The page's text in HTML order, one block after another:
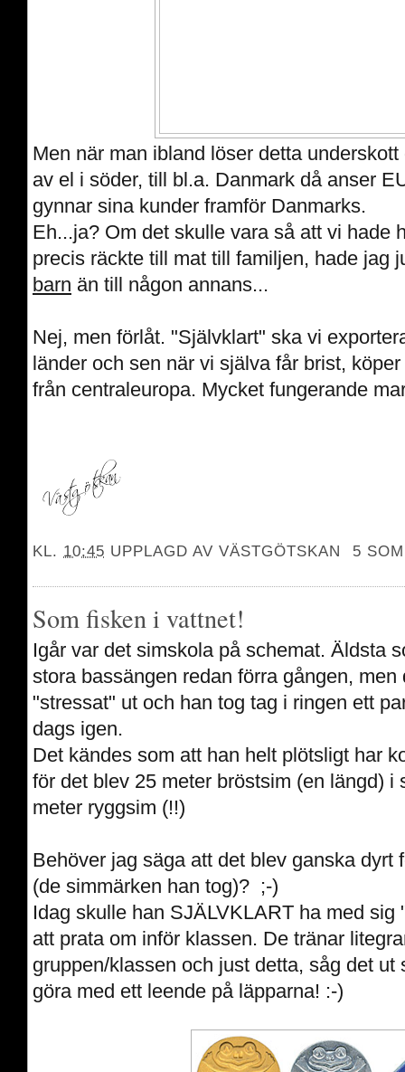
Men när man ibland löser detta
av el i söder, till bl.a. Danmark då anser
gynnar sina kunder framför Danmarks.
Eh...ja? Om det skulle vara så att vi hade
precis räckte till mat till familjen, hade jag
barn än till någon annans...
Nej, men förlåt. "Självklart" ska vi
länder och sen när vi själva får brist,
från centraleuropa. Mycket fungerande
KL. 10:45 UPPLAGD AVVÄSTGÖTSKAN 5
Som fisken i vattnet!
Igår var det simskola på schemat. Äldsta
stora bassängen redan förra gången,
"stressat" ut och han tog tag i ringen ett
dags igen.
Det kändes som att han helt plötsligt har
för det blev 25 meter bröstsim (en längd) i
meter ryggsim (!!)
Behöver jag säga att det blev ganska dyrt
(de simmärken han tog)? ;-)
Idag skulle han SJÄLVKLART ha med sig
att prata om inför klassen. De tränar
gruppen/klassen och just detta, såg det ut
göra med ett leende på läpparna! :-)